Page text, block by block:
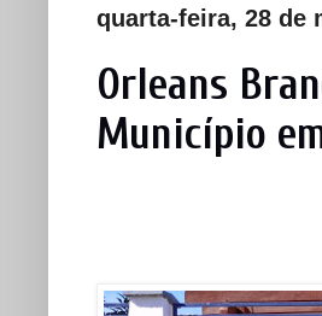
quarta-feira, 28 de
Orleans
Município